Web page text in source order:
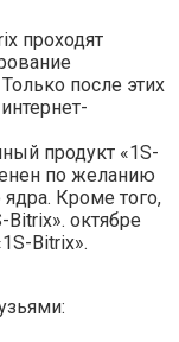
проходят
после этих
продукт «1S-
по желанию
Кроме того,
октябре
Bitrix».